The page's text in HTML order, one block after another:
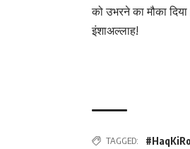
को उभरने का मौका
इंशाअल्लाह!
TAGGED: